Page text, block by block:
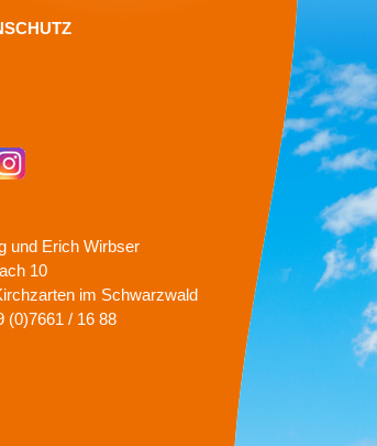
und Erich Wirbser
10
im Schwarzwald
(0)7661 / 16 88